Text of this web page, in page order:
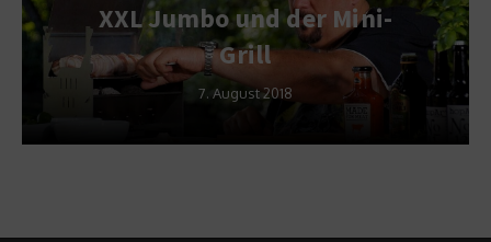
XXL Jumbo und der Mini-
Grill
7. August 2018